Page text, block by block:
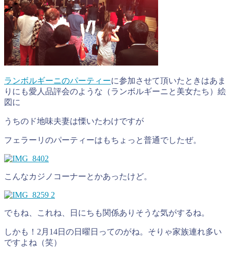
ランボルギーニのパーティーに参加させて頂いたときはあま
りにも愛人品評会のような（ランボルギーニと美女たち）絵
図に
うちのド地味夫妻は慄いたわけですが
フェラーリのパーティーはもちょっと普通でしたぜ。
こんなカジノコーナーとかあったけど。
でもね、これね、日にちも関係ありそうな気がするね。
しかも！2月14日の日曜日ってのがね。そりゃ家族連れ多い
ですよね（笑）